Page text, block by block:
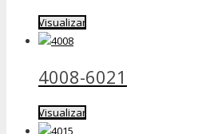
Visualizar
4008-6021
Visualizar